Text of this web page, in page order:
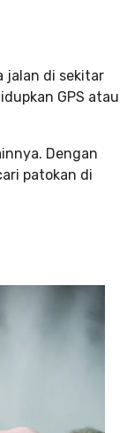
jalan di sekitar
GPS atau
Dengan
patokan di